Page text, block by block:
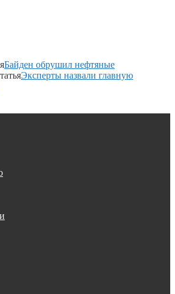
Байден обрушил нефтяные
Эксперты назвали главную